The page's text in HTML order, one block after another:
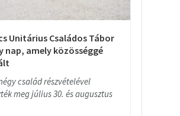
Unitárius Családos Tábor
nap, amely közösséggé
család részvételével
meg július 30. és augusztus